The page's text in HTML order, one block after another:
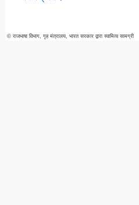
© राजभाषा विभाग, गृह मंत्रालय, भारत सरकार द्वारा स्वामित्व सामग्री